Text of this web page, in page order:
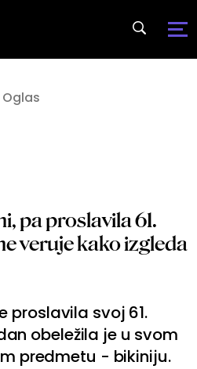
pa proslavila 61.
veruje kako izgleda
proslavila svoj 61.
obeležila je u svom
predmetu - bikiniju.